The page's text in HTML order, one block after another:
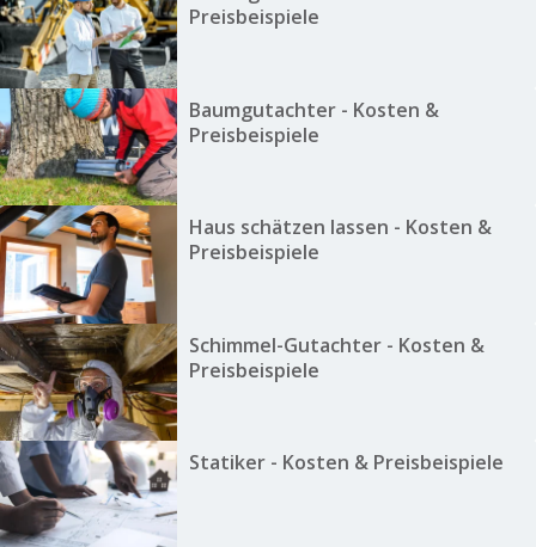
Preisbeispiele
Baumgutachter - Kosten &
Preisbeispiele
Haus schätzen lassen - Kosten &
Preisbeispiele
Schimmel-Gutachter - Kosten &
Preisbeispiele
Statiker - Kosten & Preisbeispiele